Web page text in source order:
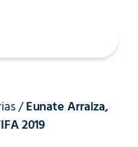
/Eunate Arraiza,
2019